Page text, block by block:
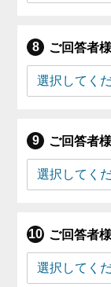
ご回答者
ご回答者
ご回答者